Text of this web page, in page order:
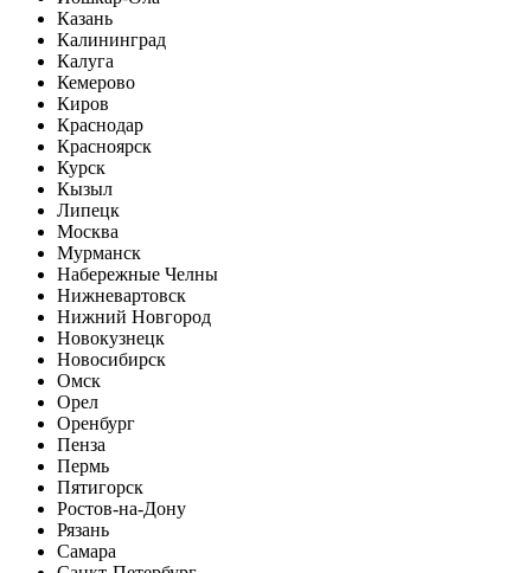
Казань
Калининград
Калуга
Кемерово
Киров
Краснодар
Красноярск
Курск
Кызыл
Липецк
Москва
Мурманск
Набережные Челны
Нижневартовск
Нижний Новгород
Новокузнецк
Новосибирск
Омск
Орел
Оренбург
Пенза
Пермь
Пятигорск
Ростов-на-Дону
Рязань
Самара